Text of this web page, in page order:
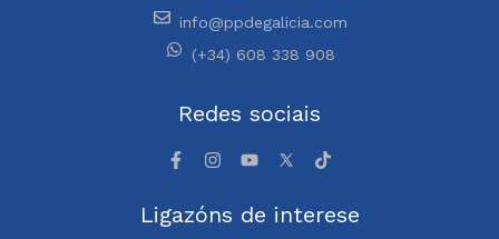
info@ppdegalicia.com
(+34) 608 338 908
Redes sociais
Ligazóns de interese